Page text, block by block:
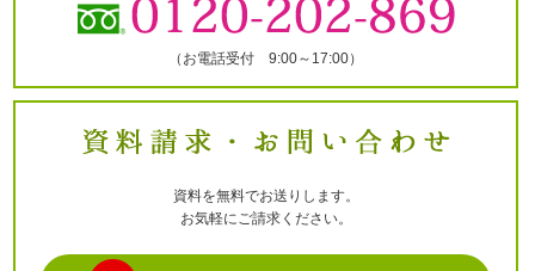
のと致します。
【２】安全管理に関する方針
会と表記）は、個人情報の取り扱いに際し、下記の措
当協会は、取得した個人情報に関して、技術的な各種
の保護方策、情報へのアクセス権限やその管理、情報
（お電話受付 9:00～17:00）
資料を無料でお送りします。
お気軽にご請求ください。